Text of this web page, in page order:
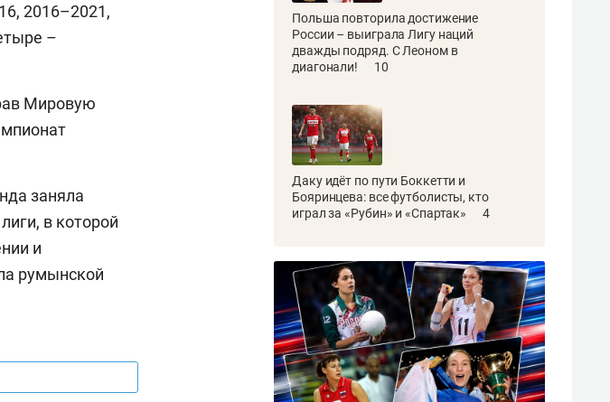
2016–2021,
–
Мировую
заняла
в которой
и
румынской
Польша повторила достижение
России – выиграла Лигу наций
дважды подряд. С Леоном в
диагонали!
10
Даку идёт по пути Боккетти и
Бояринцева: все футболисты, кто
играл за «Рубин» и «Спартак»
4